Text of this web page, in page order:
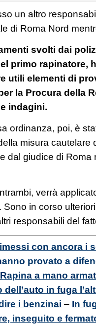
un altro
di Roma Nord
svolti dai
primo rapinatore,
utili elementi di
la Procura della
indagini.
ordinanza, poi, è
misura cautelare
dal giudice di Roma
verrà
Sono in corso
responsabili del
con ancora i
provato a
Rapina a mano
dell’auto in fuga
i benzinai – In
inseguito e